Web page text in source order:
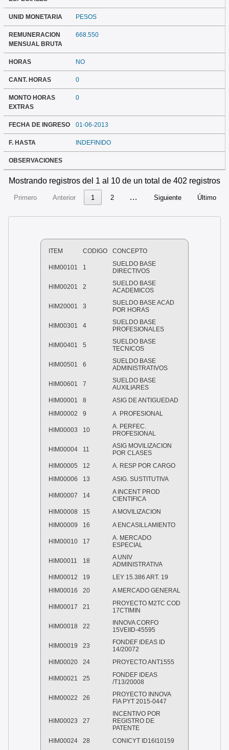
UNID MONETARIA PESOS
REMUNERACION
MENSUAL BRUTA
668.550
HORAS NO
CANT. HORAS 0
MONTO HORAS
EXTRAS
0
FECHA DE INGRESO 01-06-2013
F. HASTA INDEFINIDO
OBSERVACIONES
Mostrando registros del 1 al 10 de un total de 402 registros
Primero Anterior 1 2 … Siguiente Último
ITEM CODIGO CONCEPTO
HIM00101 1
SUELDO BASE
DIRECTIVOS
HIM00201 2
SUELDO BASE
ACADEMICOS
HIM20001 3
SUELDO BASE ACAD
POR HORAS
HIM00301 4
SUELDO BASE
PROFESIONALES
HIM00401 5
SUELDO BASE
TECNICOS
HIM00501 6
SUELDO BASE
ADMINISTRATIVOS
HIM00601 7
SUELDO BASE
AUXILIARES
HIM00001
8
ASIG DE ANTIGUEDAD
HIM00002
9 A PROFESIONAL
HIM00003 10
A. PERFEC.
PROFESIONAL
HIM00004 11
ASIG MOVILIZACION
POR CLASES
HIM00005
12
A. RESP POR CARGO
HIM00006
13 ASIG. SUSTITUTIVA
HIM00007 14
A INCENT PROD
CIENTIFICA
HIM00008
15
A MOVILIZACION
HIM00009
16 A ENCASILLAMIENTO
HIM00010 17
A. MERCADO
ESPECIAL
HIM00011 18
A UNIV
ADMINISTRATIVA
HIM00012
19
LEY 15.386 ART. 19
HIM00016
20 A MERCADO GENERAL
HIM00017 21
PROYECTO M2TC COD
17CTIMIN
HIM00018 22
INNOVA CORFO
15VEIID-45595
HIM00019 23
FONDEF IDEAS ID
14/20072
HIM00020
24 PROYECTO ANT1555
HIM00021 25
FONDEF IDEAS
/T13/20008
HIM00022 26
PROYECTO INNOVA
FIA PYT 2015-0447
HIM00023 27
INCENTIVO POR
REGISTRO DE
PATENTE
HIM00024
28 CONICYT ID16I10159